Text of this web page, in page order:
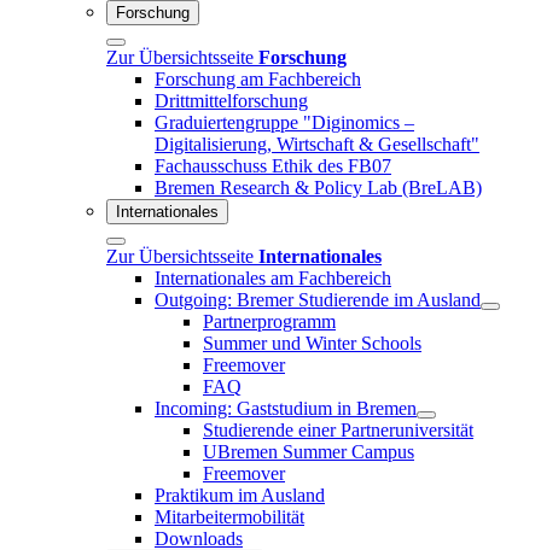
Forschung
Zur Übersichtsseite Forschung
Forschung am Fachbereich
Drittmittelforschung
Graduiertengruppe "Diginomics –
Digitalisierung, Wirtschaft & Gesellschaft"
Fachausschuss Ethik des FB07
Bremen Research & Policy Lab (BreLAB)
Internationales
Zur Übersichtsseite Internationales
Internationales am Fachbereich
Outgoing: Bremer Studierende im Ausland
Partnerprogramm
Summer und Winter Schools
Freemover
FAQ
Incoming: Gaststudium in Bremen
Studierende einer Partneruniversität
UBremen Summer Campus
Freemover
Praktikum im Ausland
Mitarbeitermobilität
Downloads